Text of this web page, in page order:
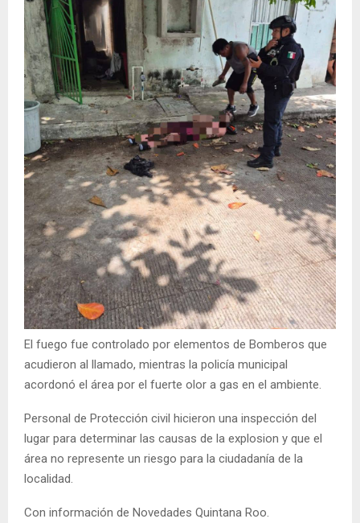
El fuego fue controlado por elementos de Bomberos que
acudieron al llamado, mientras la policía municipal
acordonó el área por el fuerte olor a gas en el ambiente.
Personal de Protección civil hicieron una inspección del
lugar para determinar las causas de la explosion y que el
área no represente un riesgo para la ciudadanía de la
localidad.
Con información de Novedades Quintana Roo.